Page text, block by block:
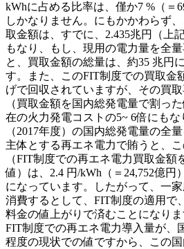
kWhに占める比率は、僅か7 %（＝
しかなりません。にもかかわらず
取金額は、すでに、2.435兆円（上
もなり、もし、現用の電力量を全
と、買取金額の総量は、約35 兆円
す。また、このFIT制度での買取金
げで回収されていますが、その買
（買取金額を国内総発電量で割っ
在の火力発電コストの5~ 6倍にも
（2017年度）の国内総発電量の全
主体とする再エネ電力で賄うと、
（FIT制度での再エネ電力買取金額
値）は、2.4 円/kWh（＝24,752億円
になっています。したがって、一
消費するとして、FIT制度の適用で
料金の値上がりで済むことになりま
FIT制度での再エネ電力導入量が、
程度の現状での値ですから、この